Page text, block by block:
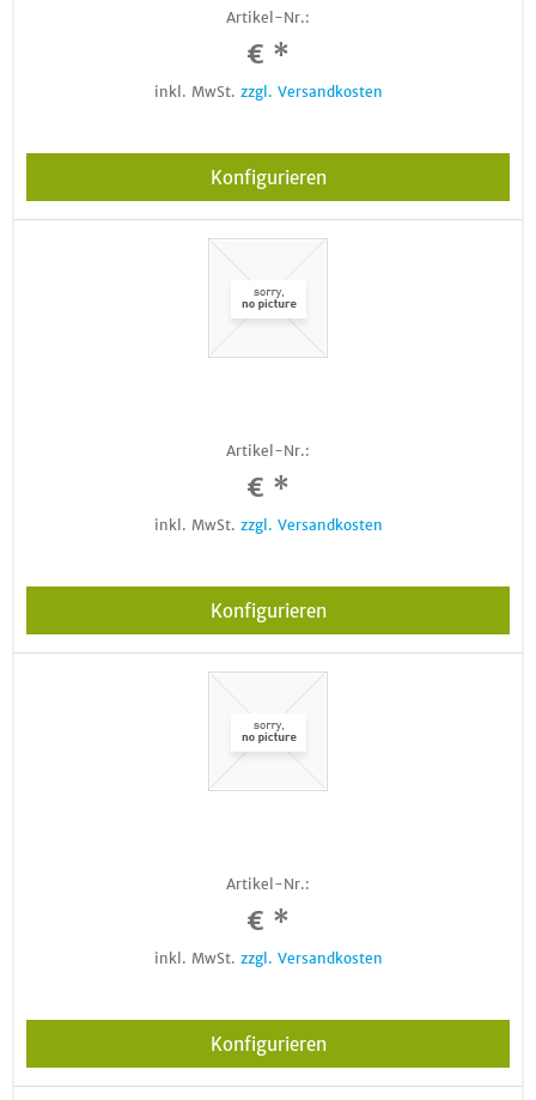
Artikel-Nr.:
€ *
inkl. MwSt. zzgl. Versandkosten
Konfigurieren
Artikel-Nr.:
€ *
inkl. MwSt. zzgl. Versandkosten
Konfigurieren
Artikel-Nr.:
€ *
inkl. MwSt. zzgl. Versandkosten
Konfigurieren